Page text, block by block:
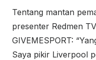
Tentang mantan
presenter Redmen
GIVEMESPORT:
Saya pikir Liverpool